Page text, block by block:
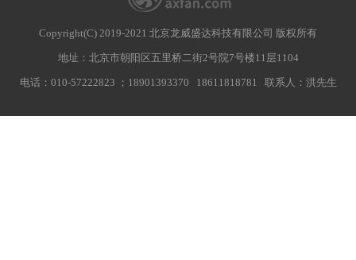
Copyright(C) 2019-2021 北京龙威盛达科技有限公司 版权所有
地址：北京市朝阳区五里桥二街2号院7号楼11层1104
电话：010-57222823 ；18901393370 18611818781 联系人：洪先生